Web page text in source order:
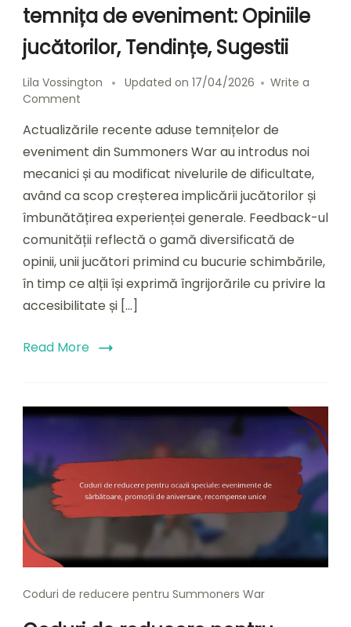
temnița de eveniment: Opiniile
jucătorilor, Tendințe, Sugestii
Lila Vossington Updated on 17/04/2026
Write a
Comment
ul
comunității
privire
la
modificările
din
temnița
de
eveniment:
Opiniile
jucătorilor,
Sugestii
Actualizările recente aduse temnițelor de
eveniment din Summoners War au introdus noi
mecanici și au modificat nivelurile de dificultate,
având ca scop creșterea implicării jucătorilor și
îmbunătățirea experienței generale. Feedback-ul
comunității reflectă o gamă diversificată de
opinii, unii jucători primind cu bucurie schimbările,
în timp ce alții își exprimă îngrijorările cu privire la
accesibilitate și […]
Read More
Coduri de reducere pentru Summoners War